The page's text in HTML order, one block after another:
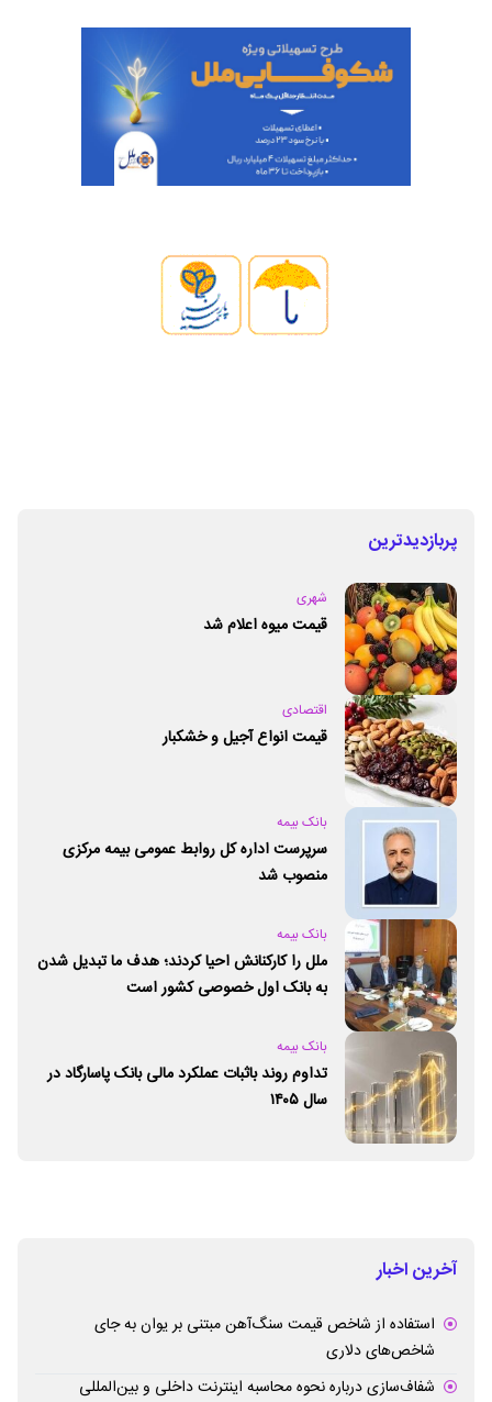
پربازدیدترین
شهری
قیمت میوه اعلام شد
اقتصادی
قیمت انواع آجیل و خشکبار
بانک بیمه
سرپرست اداره کل روابط عمومی بیمه مرکزی
منصوب شد
بانک بیمه
ملل را کارکنانش احیا کردند؛ هدف ما تبدیل شدن
به بانک اول خصوصی کشور است
بانک بیمه
تداوم روند باثبات عملکرد مالی بانک پاسارگاد در
سال ۱۴۰۵
آخرین اخبار
استفاده از شاخص قیمت سنگ‌آهن مبتنی بر یوان به جای
شاخص‌های دلاری
شفاف‌سازی درباره نحوه محاسبه اینترنت داخلی و بین‌المللی